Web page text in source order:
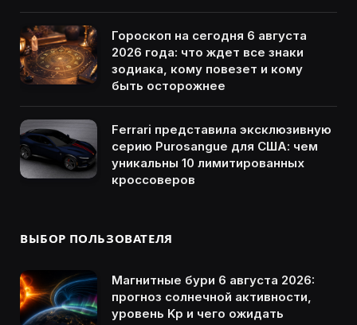
Гороскоп на сегодня 6 августа
2026 года: что ждет все знаки
зодиака, кому повезет и кому
быть осторожнее
Ferrari представила эксклюзивную
серию Purosangue для США: чем
уникальны 10 лимитированных
кроссоверов
ВЫБОР ПОЛЬЗОВАТЕЛЯ
Магнитные бури 6 августа 2026:
прогноз солнечной активности,
уровень Kp и чего ожидать